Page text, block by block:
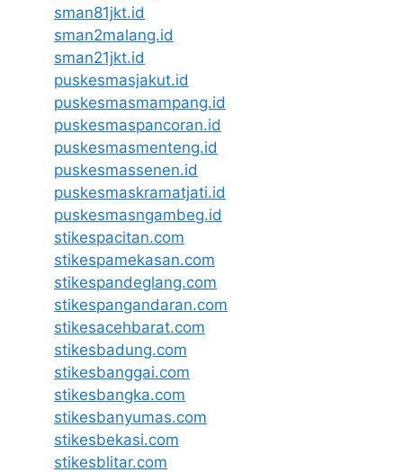
sman81jkt.id
sman2malang.id
sman21jkt.id
puskesmasjakut.id
puskesmasmampang.id
puskesmaspancoran.id
puskesmasmenteng.id
puskesmassenen.id
puskesmaskramatjati.id
puskesmasngambeg.id
stikespacitan.com
stikespamekasan.com
stikespandeglang.com
stikespangandaran.com
stikesacehbarat.com
stikesbadung.com
stikesbanggai.com
stikesbangka.com
stikesbanyumas.com
stikesbekasi.com
stikesblitar.com